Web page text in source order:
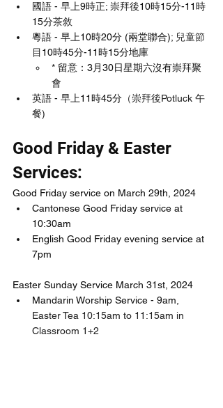
國語 - 早上9時正; 崇拜後10時15分-11時
15分茶敘
粵語 - 早上10時20分 (兩堂聯合); 兒童節
目 10時45分-11時15分地庫
* 留意：3月30日星期六沒有崇拜聚
會
英語 - 早上11時45分 （崇拜後Potluck 午
餐)
Good Friday & Easter
Services:
Good Friday service on March 29th, 2024
Cantonese Good Friday service at
10:30am
English Good Friday evening service at
7pm
Easter Sunday Service March 31st, 2024
Mandarin Worship Service - 9am,
Easter Tea 10:15am to 11:15am in
Classroom 1+2